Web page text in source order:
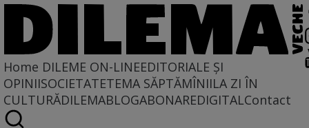
Home DILEME ON-LINEEDITORIALE ȘI
OPINIISOCIETATETEMA SĂPTĂMÎNIILA ZI ÎN
CULTURĂDILEMABLOGABONAREDIGITALContact